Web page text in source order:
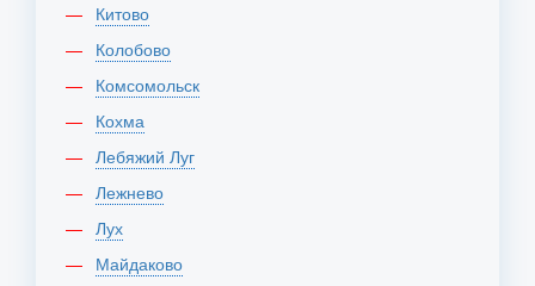
Китово
Колобово
Комсомольск
Кохма
Лебяжий Луг
Лежнево
Лух
Майдаково